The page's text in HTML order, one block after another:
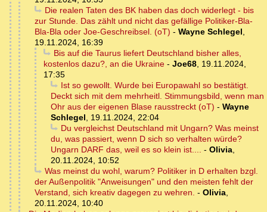
Die realen Taten des BK haben das doch widerlegt - bis
zur Stunde. Das zählt und nicht das gefällige Politiker-Bla-
Bla-Bla oder Joe-Geschreibsel. (oT) - Wayne Schlegel,
19.11.2024, 16:39
Bis auf die Taurus liefert Deutschland bisher alles,
kostenlos dazu?, an die Ukraine - Joe68, 19.11.2024,
17:35
Ist so gewollt. Wurde bei Europawahl so bestätigt.
Deckt sich mit dem mehrheitl. Stimmungsbild, wenn man
Ohr aus der eigenen Blase rausstreckt (oT) - Wayne
Schlegel, 19.11.2024, 22:04
Du vergleichst Deutschland mit Ungarn? Was meinst
du, was passiert, wenn D sich so verhalten würde?
Ungarn DARF das, weil es so klein ist.... - Olivia,
20.11.2024, 10:52
Was meinst du wohl, warum? Politiker in D erhalten bzgl.
der Außenpolitik "Anweisungen" und den meisten fehlt der
Verstand, sich kreativ dagegen zu wehren. - Olivia,
20.11.2024, 10:40